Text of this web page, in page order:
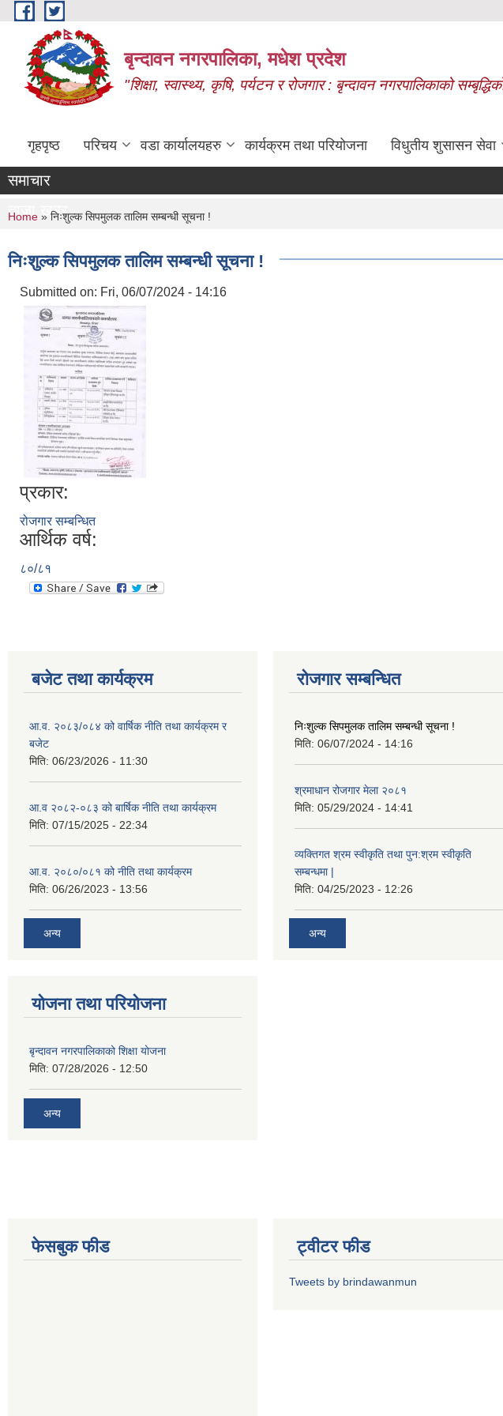
Skip to main content
बृन्दावन नगरपालिका, मधेश प्रदेश
"शिक्षा, स्वास्थ्य, कृषि, पर्यटन र रोजगार : बृन्दावन नगरपालिकाको
गृहपृष्ठ परिचय वडा कार्यालयहरु कार्यक्रम तथा परियोजना विधुतीय शुसासन सेवा
समाचार
ताजा खबर
You are here
Home » निःशुल्क सिपमुलक तालिम सम्बन्धी सूचना !
निःशुल्क सिपमुलक तालिम सम्बन्धी सूचना !
Submitted on: Fri, 06/07/2024 - 14:16
प्रकार:
रोजगार सम्बन्धित
आर्थिक वर्ष:
८०/८१
बजेट तथा कार्यक्रम
आ.व. २०८३/०८४ को वार्षिक नीति तथा कार्यक्रम र
बजेट
मिति: 06/23/2026 - 11:30
आ.व २०८२-०८३ को बार्षिक नीति तथा कार्यक्रम
मिति: 07/15/2025 - 22:34
आ.व. २०८०/०८१ को नीति तथा कार्यक्रम
मिति: 06/26/2023 - 13:56
अन्य
योजना तथा परियोजना
बृन्दावन नगरपालिकाको शिक्षा योजना
मिति: 07/28/2026 - 12:50
अन्य
रोजगार सम्बन्धित
निःशुल्क सिपमुलक तालिम सम्बन्धी सूचना !
मिति: 06/07/2024 - 14:16
श्रमाधान रोजगार मेला २०८१
मिति: 05/29/2024 - 14:41
व्यक्तिगत श्रम स्वीकृति तथा पुन:श्रम स्वीकृति
सम्बन्धमा |
मिति: 04/25/2023 - 12:26
अन्य
फेसबुक फीड ट्वीटर फीड
Tweets by brindawanmun